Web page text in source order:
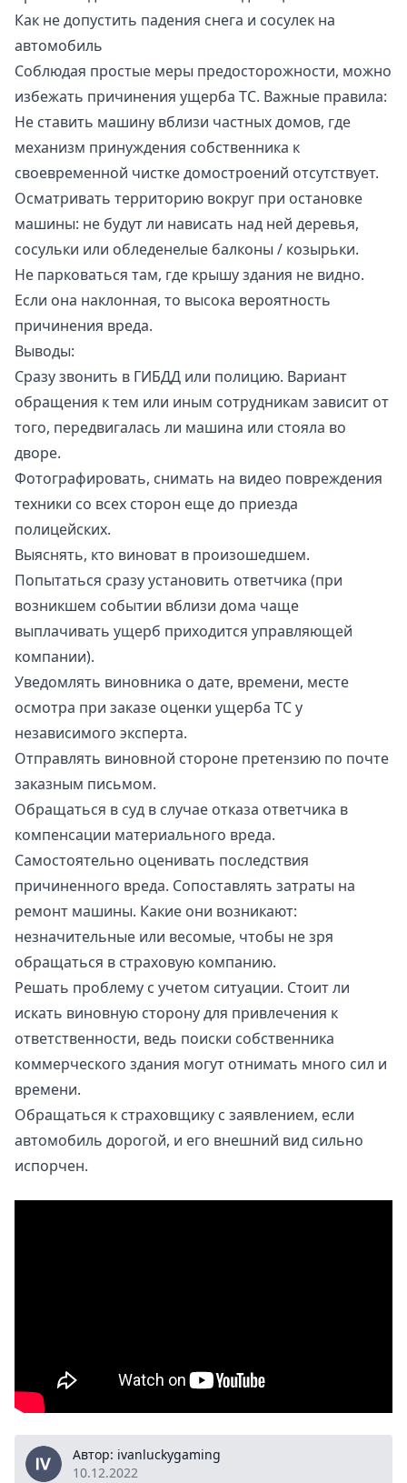
Как не допустить падения снега и сосулек на
автомобиль
Соблюдая простые меры предосторожности, можно
избежать причинения ущерба ТС. Важные правила:
Не ставить машину вблизи частных домов, где
механизм принуждения собственника к
своевременной чистке домостроений отсутствует.
Осматривать территорию вокруг при остановке
машины: не будут ли нависать над ней деревья,
сосульки или обледенелые балконы / козырьки.
Не парковаться там, где крышу здания не видно.
Если она наклонная, то высока вероятность
причинения вреда.
Выводы:
Сразу звонить в ГИБДД или полицию. Вариант
обращения к тем или иным сотрудникам зависит от
того, передвигалась ли машина или стояла во
дворе.
Фотографировать, снимать на видео повреждения
техники со всех сторон еще до приезда
полицейских.
Выяснять, кто виноват в произошедшем.
Попытаться сразу установить ответчика (при
возникшем событии вблизи дома чаще
выплачивать ущерб приходится управляющей
компании).
Уведомлять виновника о дате, времени, месте
осмотра при заказе оценки ущерба ТС у
независимого эксперта.
Отправлять виновной стороне претензию по почте
заказным письмом.
Обращаться в суд в случае отказа ответчика в
компенсации материального вреда.
Самостоятельно оценивать последствия
причиненного вреда. Сопоставлять затраты на
ремонт машины. Какие они возникают:
незначительные или весомые, чтобы не зря
обращаться в страховую компанию.
Решать проблему с учетом ситуации. Стоит ли
искать виновную сторону для привлечения к
ответственности, ведь поиски собственника
коммерческого здания могут отнимать много сил и
времени.
Обращаться к страховщику с заявлением, если
автомобиль дорогой, и его внешний вид сильно
испорчен.
ivanluckygaming
Автор: ivanluckygaming
10.12.2022